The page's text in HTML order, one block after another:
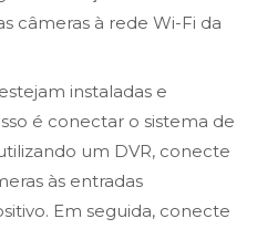
câmeras à rede Wi-Fi da
instaladas e
é conectar o sistema de
um DVR, conecte
às entradas
Em seguida, conecte